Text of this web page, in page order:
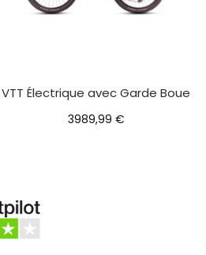
VTT Électrique avec Garde Boue
3989,99 €